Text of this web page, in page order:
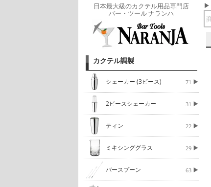
日本最大級のカクテル用品専門店
バー・ツール ナランハ
カクテル調製
シェーカー (3ピース) 71
2ピースシェーカー 31
ティン 22
ミキシンググラス 29
バースプーン 63